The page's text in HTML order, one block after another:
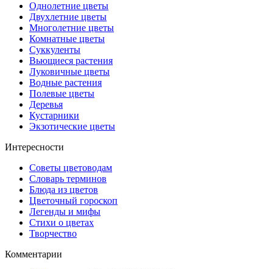
Однолетние цветы
Двухлетние цветы
Многолетние цветы
Комнатные цветы
Суккуленты
Вьющиеся растения
Луковичные цветы
Водные растения
Полевые цветы
Деревья
Кустарники
Экзотические цветы
Интересности
Советы цветоводам
Словарь терминов
Блюда из цветов
Цветочный гороскоп
Легенды и мифы
Стихи о цветах
Творчество
Комментарии